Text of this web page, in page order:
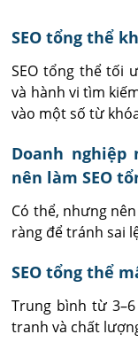
SEO tổng thể
SEO tổng thể tối
và hành vi tìm
vào một số từ
Doanh nghiệp
nên làm SEO
Có thể, nhưng
ràng để tránh sai
SEO tổng thể
Trung bình từ
tranh và chất